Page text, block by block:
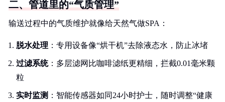
二、管道里的“气质管理”
输送过程中的气质维护就像给天然气做SPA：
脱水处理 ：专用设备像“烘干机”去除液态水，防止冰堵
过滤系统：多层滤网比咖啡滤纸更精细，拦截0.01毫米颗
粒
实时监测 ：智能传感器如同24小时护士，随时调整“健康